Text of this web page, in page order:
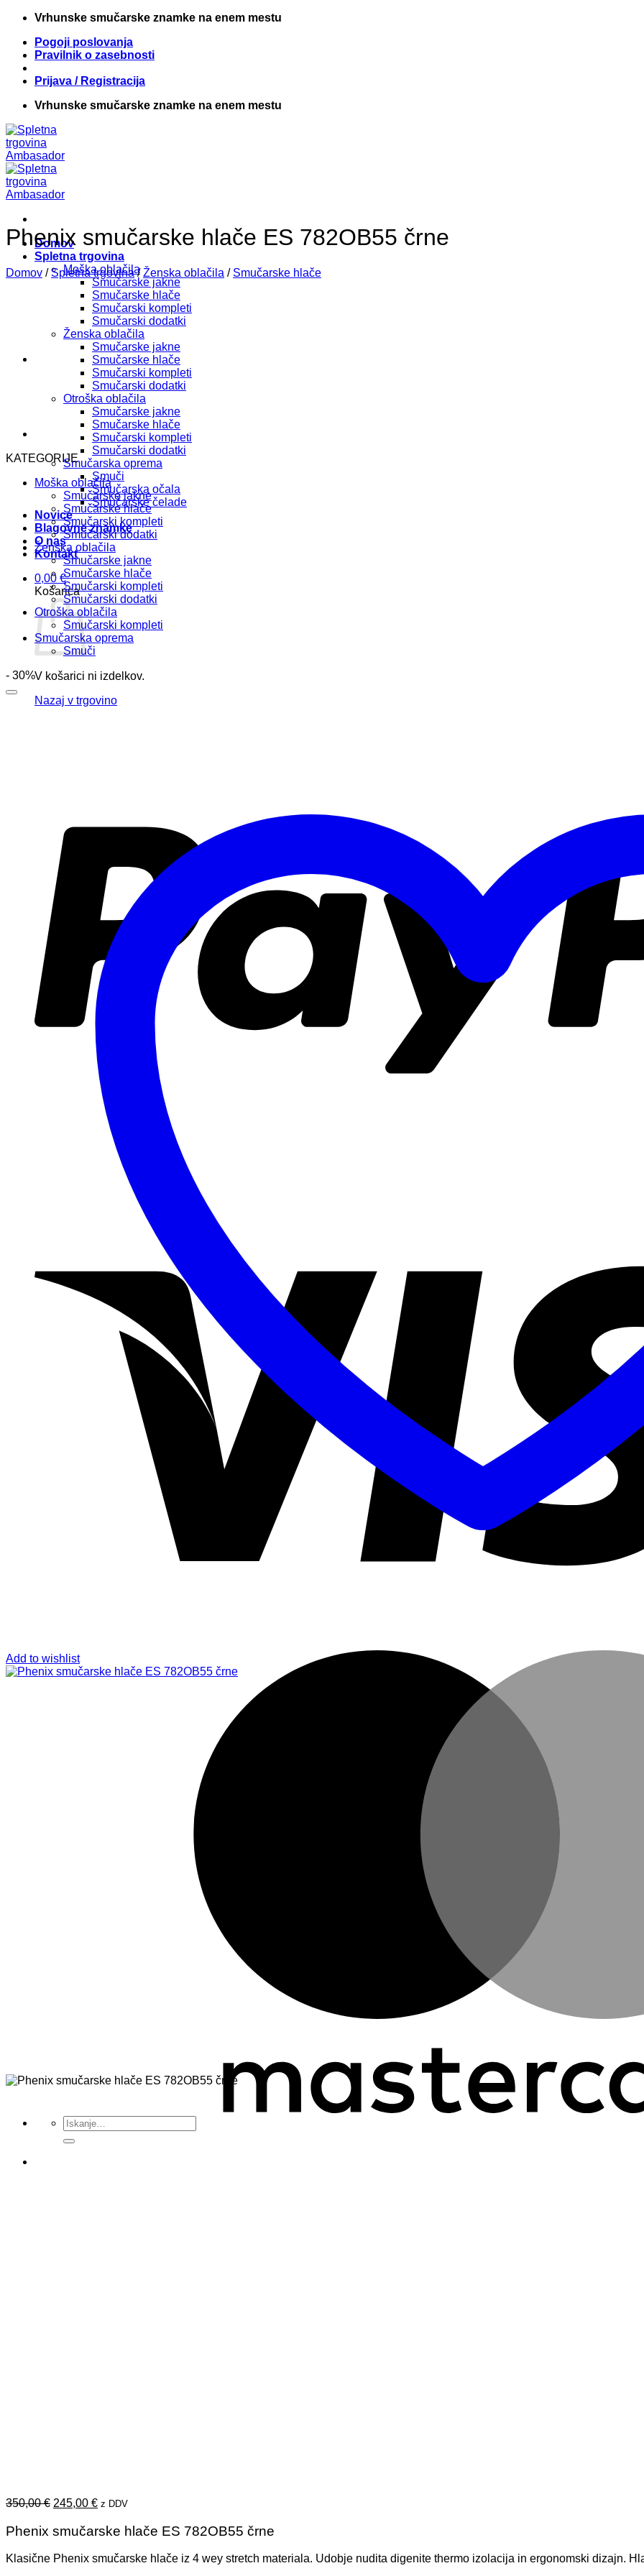
Skip
content
Vrhunske smučarske znamke na enem mestu
Pogoji poslovanja
Pravilnik o zasebnosti
Prijava / Registracija
Vrhunske smučarske znamke na enem mestu
Domov
Spletna trgovina
Moška oblačila
Smučarske jakne
Smučarske hlače
Smučarski kompleti
Smučarski dodatki
Ženska oblačila
Smučarske jakne
Smučarske hlače
Smučarski kompleti
Smučarski dodatki
Otroška oblačila
Smučarske jakne
Smučarske hlače
Smučarski kompleti
Smučarski dodatki
Smučarska oprema
Smuči
Smučarska očala
Smučarske čelade
Novice
Blagovne znamke
O nas
Kontakt
0,00 €
Košarica
V košarici ni izdelkov.
Nazaj v trgovino
Išči:
Phenix smučarske hlače ES 782OB55 črne
Domov / Spletna trgovina / Ženska oblačila / Smučarske hlače
KATEGORIJE
Moška oblačila
Smučarske jakne
Smučarske hlače
Smučarski kompleti
Smučarski dodatki
Ženska oblačila
Smučarske jakne
Smučarske hlače
Smučarski kompleti
Smučarski dodatki
Otroška oblačila
Smučarski kompleti
Smučarska oprema
Smuči
- 30%
Add to wishlist
350,00€ Izvirna
je
350,00 €.
245,00 €Trenutna
je:
z DDV
Phenix smučarske hlače ES 782OB55 črne
Klasične Phenix smučarske hlače iz 4 wey stretch materiala. Udobje nudita digenite thermo izolacija in ergonomski dizajn.